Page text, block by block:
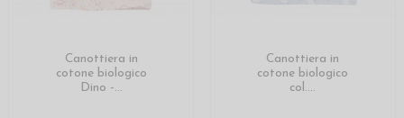
Canottiera in
cotone biologico
Dino -...
Canottiera in
cotone biologico
col....